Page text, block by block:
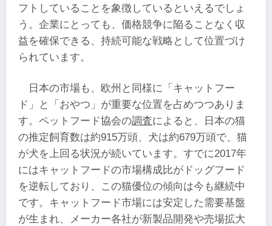
フトしていることを象徴しているといえるでしょ
う。企業にとっても、価格競争に陥ることなく収
益を確保できる、持続可能な戦略として位置づけ
られています。
日本の市場も、欧州と同様に「キャットフー
ド」と「おやつ」が重要な位置を占めつつありま
す。ペットフード協会の調査によると、日本の猫
の推定飼育数は約915万頭、犬は約679万頭で、猫
が犬を上回る状況が続いています。すでに2017年
にはキャットフードの市場構成比がドッグフード
を逆転しており、この猫優位の傾向は今も継続中
です。キャットフード市場には安定した需要基盤
が生まれ、メーカー各社が新製品開発や売場拡大